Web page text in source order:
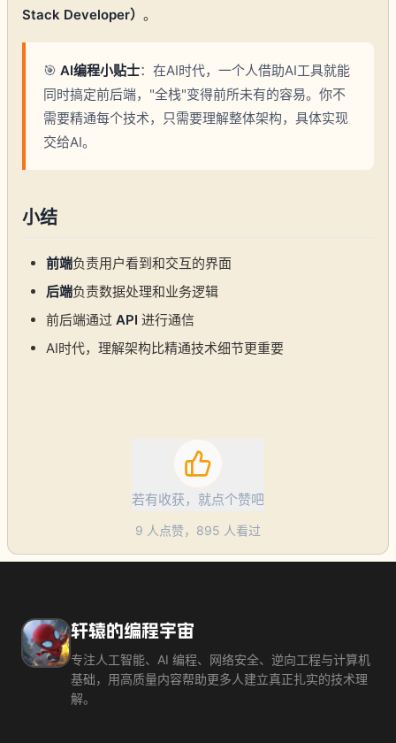
Stack Developer） 。
🎯 AI编程小贴士：在AI时代，一个人借助AI工具就能
同时搞定前后端，"全栈"变得前所未有的容易。你不
需要精通每个技术，只需要理解整体架构，具体实现
交给AI。
小结
前端负责用户看到和交互的界面
后端负责数据处理和业务逻辑
前后端通过 API 进行通信
AI时代，理解架构比精通技术细节更重要
若有收获，就点个赞吧
9 人点赞， 895 人看过
轩辕的编程宇宙
专注人工智能、AI 编程、网络安全、逆向工程与计算机
基础，用高质量内容帮助更多人建立真正扎实的技术理
解。